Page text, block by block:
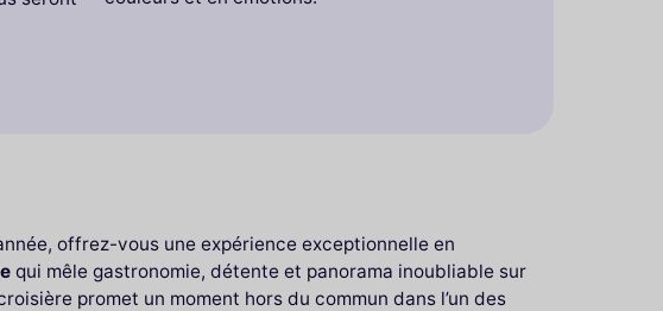
offrez-vous une expérience exceptionnelle en
qui mêle gastronomie, détente et panorama inoubliable sur
promet un moment hors du commun dans l’un des